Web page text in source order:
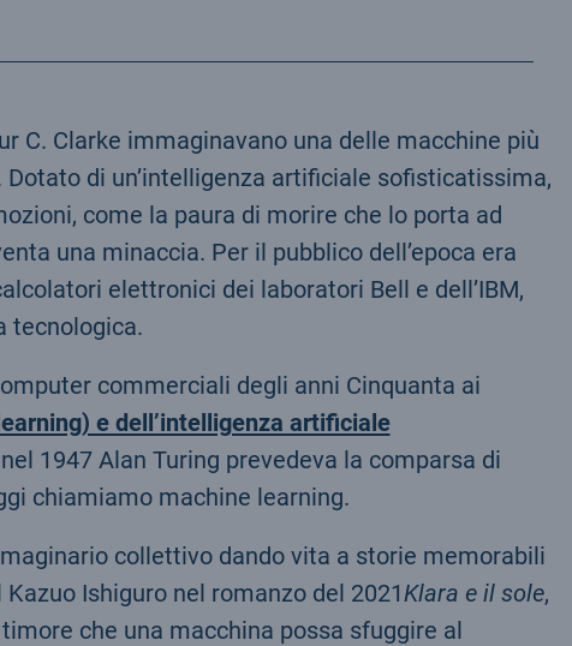
C. Clarke immaginavano una delle macchine più
di un’intelligenza artificiale sofisticatissima,
come la paura di morire che lo porta ad
una minaccia. Per il pubblico dell’epoca era
elettronici dei laboratori Bell e dell’IBM,
tecnologica.
commerciali degli anni Cinquanta ai
e dell’intelligenza artificiale
1947 Alan Turing prevedeva la comparsa di
chiamiamo machine learning.
collettivo dando vita a storie memorabili
Ishiguro nel romanzo del 2021 Klara e il sole,
che una macchina possa sfuggire al